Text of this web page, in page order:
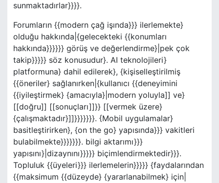
sunmaktadırlar}}}}.
Forumların {{modern çağ işında}}} ilerlemekte}
olduğu hakkında|{gelecekteki {{konumları
hakkında}}}}}} görüş ve değerlendirme}|pek çok
takip}}}}} söz konusudur}. AI teknolojileri}
platformuna} dahil edilerek}, {kişiselleştirilmiş
{{öneriler} sağlanırken|{kullanıcı {{deneyimini
{{iyileştirmek} {amacıyla}|modern yoluyla]] ve}
[[doğru]] [[sonuçları]]}} [[vermek üzere}
{çalışmaktadır}]]}}}}}}}. {Mobil uygulamalar}
basitleştirirken}, {on the go} yapısında}}} vakitleri
bulabilmekte}}}}}}}. bilgi aktarımı}}}
yapısını}|dizaynını}}}}} biçimlendirmektedir}}}.
Topluluk {{üyeleri}}} ilerlemelerin}}}}} {faydalarından
{{maksimum {{düzeyde} {yararlanabilmek} için|